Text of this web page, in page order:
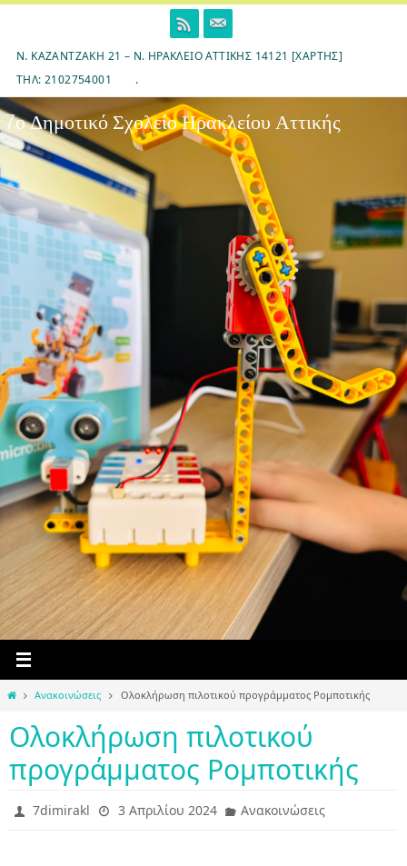
content
Ν. ΚΑΖΑΝΤΖΆΚΗ 21 – Ν. ΗΡΆΚΛΕΙΟ ΑΤΤΙΚΉΣ 14121 [ΧΆΡΤΗΣ]
ΤΗΛ: 2102754001
.
7ο Δημοτικό Σχολείο Ηρακλείου Αττικής
HomeΑνακοινώσεις Ολοκλήρωση πιλοτικού προγράμματος Ρομποτικής
Ολοκλήρωση πιλοτικού
προγράμματος Ρομποτικής
7dimirakl 3 Απριλίου 2024 Ανακοινώσεις